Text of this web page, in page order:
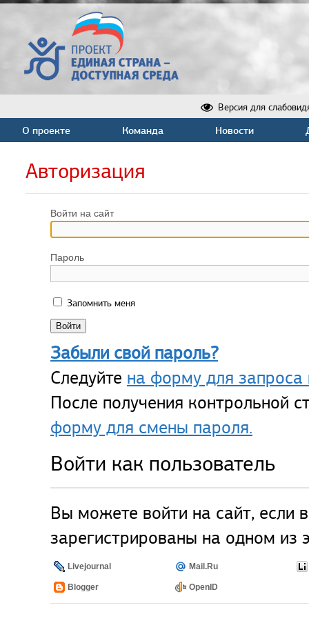
Версия для
О проекте Команда Новости
Авторизация
Войти на сайт
Пароль
Запомнить меня
Забыли свой пароль?
Следуйте на форму для запроса
После получения контрольной
форму для смены пароля.
Войти как пользователь
Вы можете войти на сайт, если
зарегистрированы на одном из
Livejournal Mail.Ru
Blogger OpenID